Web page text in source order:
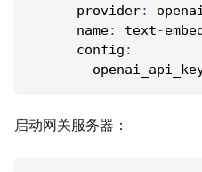
provider:
name: text-
config :
启动网关服务器：